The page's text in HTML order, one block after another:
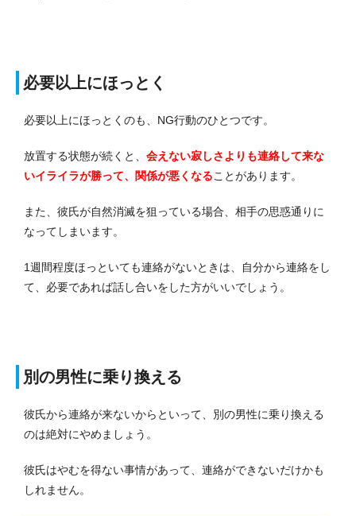
必要以上にほっとく
必要以上にほっとくのも、NG行動のひとつです。
放置する状態が続くと、 会えない寂しさよりも連絡して来な
いイライラが勝って、関係が悪くなることがあります。
また、彼氏が自然消滅を狙っている場合、相手の思惑通りに
なってしまいます。
1週間程度ほっといても連絡がないときは、自分から連絡をし
て、必要であれば話し合いをした方がいいでしょう。
別の男性に乗り換える
彼氏から連絡が来ないからといって、別の男性に乗り換える
のは絶対にやめましょう。
彼氏はやむを得ない事情があって、連絡ができないだけかも
しれません。